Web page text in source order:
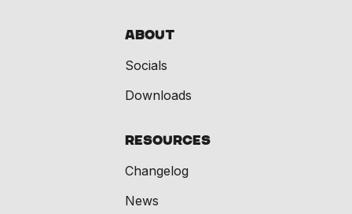
About
Socials
Downloads
Resources
Changelog
News